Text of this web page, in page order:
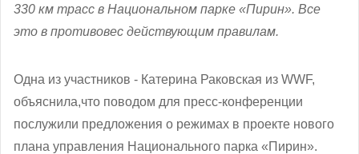
330 км трасс в Национальном парке «Пирин». Все
это в противовес действующим правилам.
Одна из участников - Катерина Раковская из WWF,
объяснила,что поводом для пресс-конференции
послужили предложения о режимах в проекте нового
плана управления Национального парка «Пирин».